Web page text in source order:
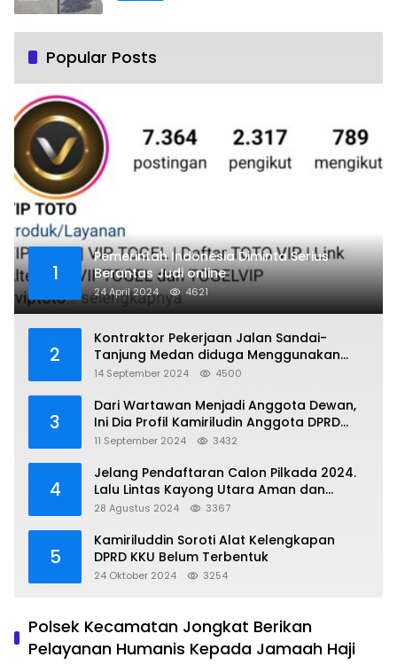
Popular Posts
1
Pemerintah Indonesia Diminta Serius
Berantas Judi online
24 April 2024 4621
2
Kontraktor Pekerjaan Jalan Sandai-
Tanjung Medan diduga Menggunakan
Matrial Tanah tak Berizin Resmi
14 September 2024 4500
3
Dari Wartawan Menjadi Anggota Dewan,
Ini Dia Profil Kamiriludin Anggota DPRD
Dapil 1 KKU
11 September 2024 3432
4
Jelang Pendaftaran Calon Pilkada 2024.
Lalu Lintas Kayong Utara Aman dan
Kondusif
28 Agustus 2024 3367
5
Kamiriluddin Soroti Alat Kelengkapan
DPRD KKU Belum Terbentuk
24 Oktober 2024 3254
Polsek Kecamatan Jongkat Berikan
Pelayanan Humanis Kepada Jamaah Haji